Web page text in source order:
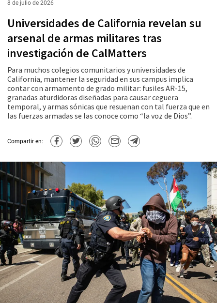
8 de julio de 2026
Universidades de California revelan su
arsenal de armas militares tras
investigación de CalMatters
Para muchos colegios comunitarios y universidades de
California, mantener la seguridad en sus campus implica
contar con armamento de grado militar: fusiles AR-15,
granadas aturdidoras diseñadas para causar ceguera
temporal, y armas sónicas que resuenan con tal fuerza que en
las fuerzas armadas se las conoce como “la voz de Dios”.
Compartir en: